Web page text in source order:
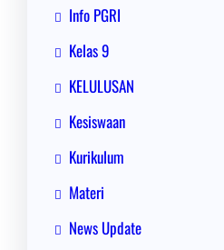
Info PGRI
Kelas 9
KELULUSAN
Kesiswaan
Kurikulum
Materi
News Update